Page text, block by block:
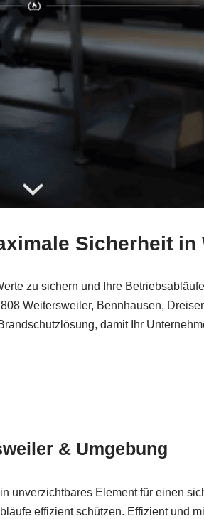
Sicherheit in
zu sichern und Ihre
Weitersweiler, Bennhausen,
damit Ihr
& Umgebung
unverzichtbares Element für einen
effizient schützen. Effizient und